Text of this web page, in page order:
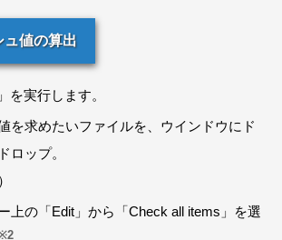
ュ値の算出
を実行します。
を求めたいファイルを、ウインドウにド
ロップ。
上の「Edit」から「Check all items」を選